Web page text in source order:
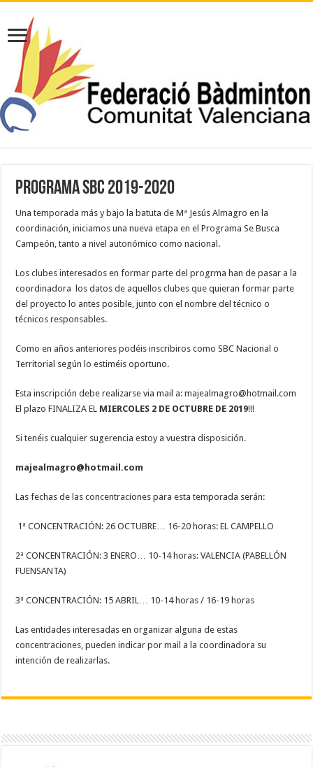
PROGRAMA SBC 2019-2020
Una temporada más y bajo la batuta de Mª Jesús Almagro en la
coordinación, iniciamos una nueva etapa en el Programa Se Busca
Campeón, tanto a nivel autonómico como nacional.
Los clubes interesados en formar parte del progrma han de pasar a la
coordinadora los datos de aquellos clubes que quieran formar parte
del proyecto lo antes posible, junto con el nombre del técnico o
técnicos responsables.
Como en años anteriores podéis inscribiros como SBC Nacional o
Territorial según lo estiméis oportuno.
Esta inscripción debe realizarse via mail a: majealmagro@hotmail.com
El plazo FINALIZA EL MIERCOLES 2 DE OCTUBRE DE 2019!!!
Si tenéis cualquier sugerencia estoy a vuestra disposición.
majealmagro@hotmail.com
Las fechas de las concentraciones para esta temporada serán:
1ª CONCENTRACIÓN: 26 OCTUBRE… 16-20 horas: EL CAMPELLO
2ª CONCENTRACIÓN: 3 ENERO… 10-14 horas: VALENCIA (PABELLÓN
FUENSANTA)
3ª CONCENTRACIÓN: 15 ABRIL… 10-14 horas / 16-19 horas
Las entidades interesadas en organizar alguna de estas
concentraciones, pueden indicar por mail a la coordinadora su
intención de realizarlas.